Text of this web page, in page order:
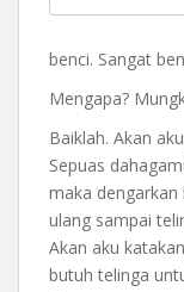
benci. Sangat
Mengapa?
Baiklah. Akan
Sepuas
maka dengarkan
ulang sampai
Akan aku
butuh telinga